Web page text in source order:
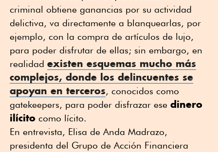
criminal obtiene ganancias por su actividad
delictiva, va directamente a blanquearlas, por
ejemplo, con la compra de artículos de lujo,
para poder disfrutar de ellas; sin embargo, en
realidad existen esquemas mucho más
complejos, donde los delincuentes se
apoyan en terceros, conocidos como
gatekeepers, para poder disfrazar ese dinero
ilícito como lícito.
En entrevista, Elisa de Anda Madrazo,
presidenta del Grupo de Acción Financiera